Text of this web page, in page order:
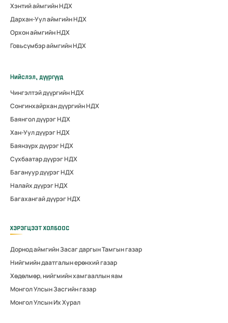
Хэнтий аймгийн НДХ
Дархан-Уул аймгийн НДХ
Орхон аймгийн НДХ
Говьсүмбэр аймгийн НДХ
Нийслэл, дүүргүүд
Чингэлтэй дүүргийн НДХ
Сонгинхайрхан дүүргийн НДХ
Баянгол дүүрэг НДХ
Хан-Уул дүүрэг НДХ
Баянзүрх дүүрэг НДХ
Сүхбаатар дүүрэг НДХ
Багануур дүүрэг НДХ
Налайх дүүрэг НДХ
Багахангай дүүрэг НДХ
ХЭРЭГЦЭЭТ ХОЛБООС
Дорнод аймгийн Засаг даргын Тамгын газар
Нийгмийн даатгалын ерөнхий газар
Хөдөлмөр, нийгмийн хамгааллын яам
Монгол Улсын Засгийн газар
Монгол Улсын Их Хурал